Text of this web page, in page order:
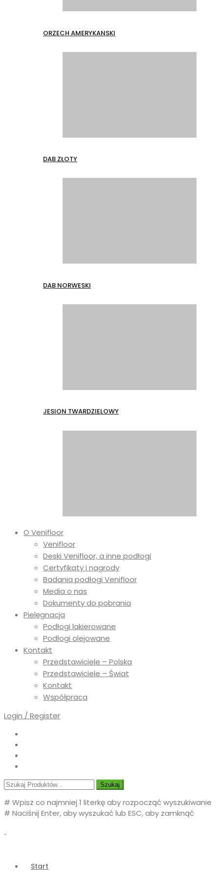
ORZECH AMERYKANSKI
DĄB ZŁOTY
DĄB NORWESKI
JESION TWARDZIELOWY
O Venifloor
Venifloor
Deski Venifloor, a inne podłogi
Certyfikaty i nagrody
Badania podłogi Venifloor
Media o nas
Dokumenty do pobrania
Pielęgnacja
Podłogi lakierowane
Podłogi olejowane
Kontakt
Przedstawiciele – Polska
Przedstawiciele – Świat
Kontakt
Współpraca
Login / Register
Szukaj
# Wpisz co najmniej 1 literkę aby rozpocząć wyszukiwanie
# Naciśnij Enter, aby wyszukać lub ESC, aby zamknąć
Start